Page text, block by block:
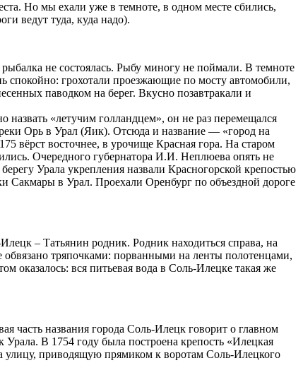
Но мы ехали уже в темноте, в одном месте сбились,
ведут туда, куда надо).
не состоялась. Рыбу миногу не поймали. В темноте
спокойно: грохотали проезжающие по мосту автомобили,
паводком на берег. Вкусно позавтракали и
назвать «летучим голландцем», он не раз перемещался
Орь в Урал (Яик). Отсюда и название — «город на
вёрст восточнее, в урочище Красная гора. На старом
Очередного губернатора И.И. Неплюева опять не
Урала укрепления назвали Красногорской крепостью
Сакмары в Урал. Проехали Оренбург по объездной дороге
– Татьянин родник. Родник находиться справа, на
обвязано тряпочками: порванными на ленты полотенцами,
оказалось: вся питьевая вода в Соль-Илецке такая же
часть названия города Соль-Илецк говорит о главном
В 1754 году была построена крепость «Илецкая
улицу, приводящую прямиком к воротам Соль-Илецкого